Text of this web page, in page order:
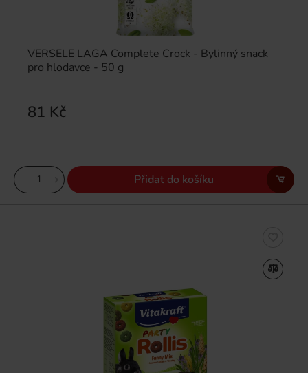
VERSELE LAGA Complete Crock - Bylinný snack
pro hlodavce - 50 g
81 Kč
Přidat do košíku